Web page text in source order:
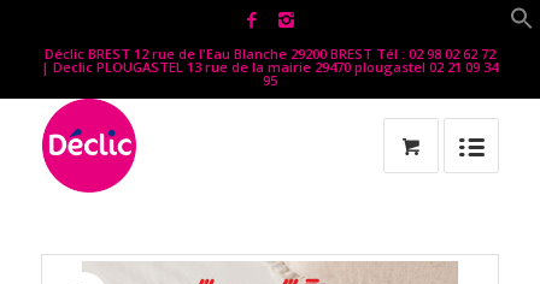
Déclic BREST 12 rue de l'Eau Blanche 29200 BREST Tél : 02 98 02 62 72
| Declic PLOUGASTEL 13 rue de la mairie 29470 plougastel 02 21 09 34
95